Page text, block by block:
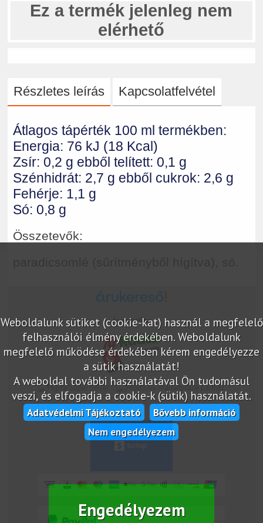
Ez a termék jelenleg nem
elérhető
Részletes leírás Kapcsolatfelvétel
Átlagos tápérték 100 ml termékben:
Energia: 76 kJ (18 Kcal)
Zsír: 0,2 g ebből telített: 0,1 g
Szénhidrát: 2,7 g ebből cukrok: 2,6 g
Fehérje: 1,1 g
Só: 0,8 g
Összetevők:
Weboldalunk sütiket (cookie-kat) használ a megfelelő
felhasználói élmény érdekében. Weboldalunk
megfelelő működése érdekében kérem engedélyezze
a sütik használatát!
A weboldal további használatával Ön tudomásul
veszi, és elfogadja a cookie-k (sütik) használatát.
Adatvédelmi Tájékoztató
Bővebb információ
Nem engedélyezem
Engedélyezem
Árukereső.hu
marketplace partner